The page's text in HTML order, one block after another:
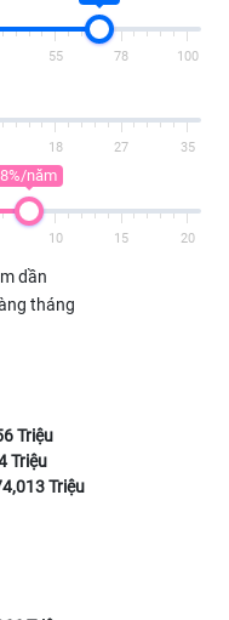
55 78 100
18 27 35
8%/năm
10 15 20
dần
tháng
Triệu
Triệu
Triệu